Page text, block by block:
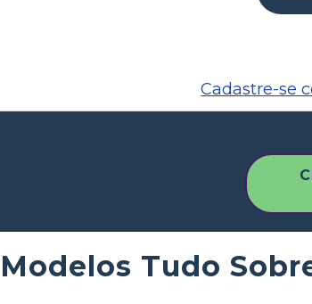
Cadastre-se
Tudo